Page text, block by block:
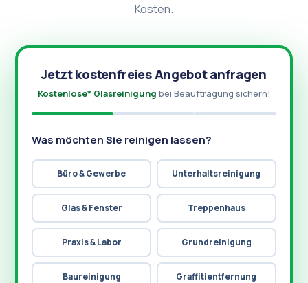
Kosten.
Jetzt kostenfreies Angebot anfragen
Kostenlose* Glasreinigung bei Beauftragung sichern!
Was möchten Sie reinigen lassen?
Büro & Gewerbe Unterhaltsreinigung
Glas & Fenster Treppenhaus
Praxis & Labor Grundreinigung
Baureinigung Graffitientfernung